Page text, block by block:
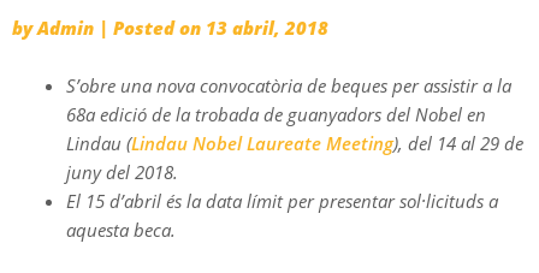
byAdmin | Posted on 13 abril, 2018
S’obre una nova convocatòria de beques per assistir a la
68a edició de la trobada de guanyadors del Nobel en
Lindau (Lindau Nobel Laureate Meeting), del 14 al 29 de
juny del 2018.
El 15 d’abril és la data límit per presentar sol·licituds a
aquesta beca.